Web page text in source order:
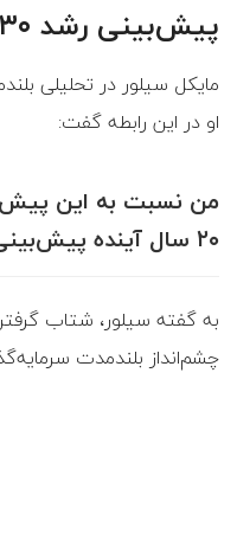
پیش‌بینی رشد ۳۰ درصدی سالانه بیت‌ کوین
او در این رابطه گفت:
۲۰ سال آینده پیش‌بینی کنم.
به گفته سیلور، شتاب
چشم‌انداز بلندمدت